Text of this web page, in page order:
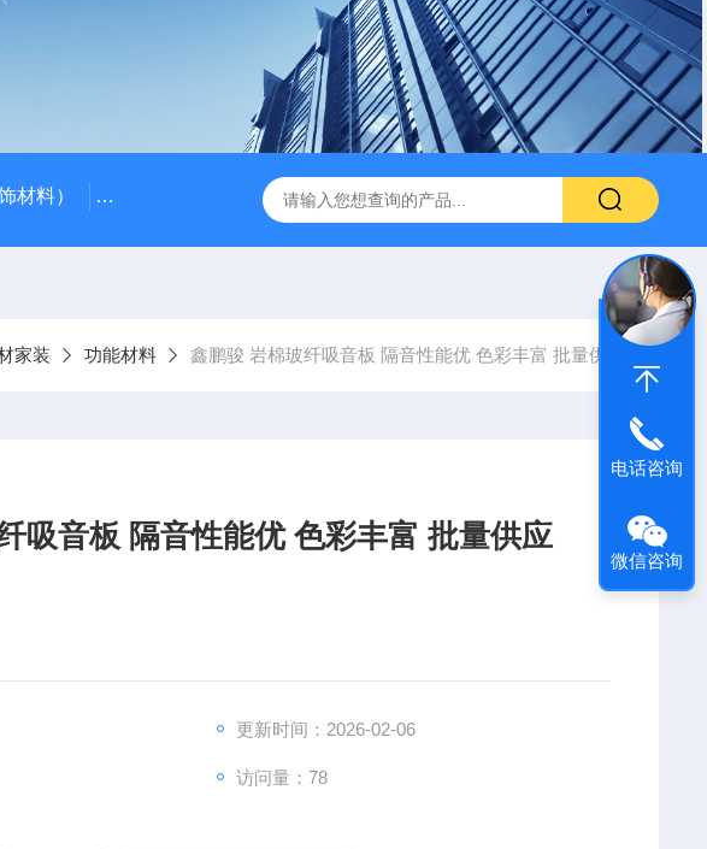
材料） 600*600 600*1200鑫鹏骏 岩棉天花板 防火抗下陷 吸音吊顶 玻纤
家装 功能材料 鑫鹏骏 岩棉玻纤吸音板 隔音性能优 色彩丰富 批量供应
吸音板 隔音性能优 色彩丰富 批量供应
更新时间：2026-02-06
访问量：78
电话咨询
微信咨询